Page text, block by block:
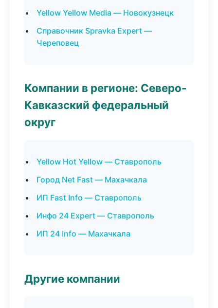
Yellow Yellow Media — Новокузнецк
Справочник Spravka Expert —
Череповец
Компании в регионе: Северо-
Кавказский федеральный
округ
Yellow Hot Yellow — Ставрополь
Город Net Fast — Махачкала
ИП Fast Info — Ставрополь
Инфо 24 Expert — Ставрополь
ИП 24 Info — Махачкала
Другие компании